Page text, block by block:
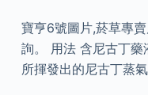
寶亨6號圖片,菸草專
詢。 用法 含尼古丁藥
所揮發出的尼古丁蒸氣